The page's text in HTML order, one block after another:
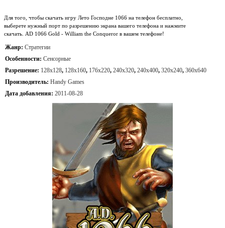
Для того, чтобы скачать игру Лето Господне 1066 на телефон бесплатно,
выберете нужный порт по разрешению экрана вашего телефона и нажмите
скачать. AD 1066 Gold - William the Conqueror в вашем телефоне!
Жанр: Стратегии
Особенности: Сенсорные
Разрешение: 128x128, 128x160, 176x220, 240x320, 240x400, 320x240, 360x640
Производитель: Handy Games
Дата добавления: 2011-08-28